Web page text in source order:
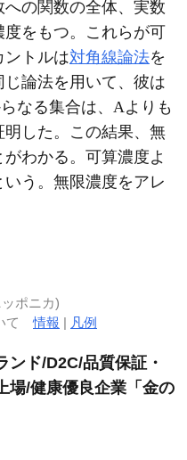
の関数の全体、実数
をもつ。これらが可
ントルは対角線論法を
じ論法を用いて、彼は
なる集合は、Aよりも
した。この結果、無
わかる。可算濃度よ
う。無限濃度をアレ
ポニカ)
いて情報 | 凡例
ンド/D2C/品質保証・
場/健康優良企業「金の